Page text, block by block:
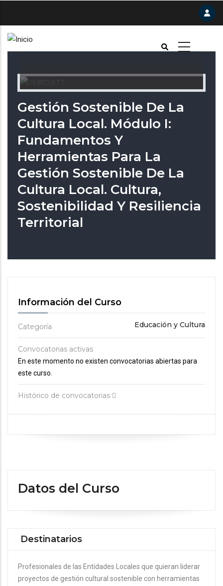
contenido
Gestión Sostenible De La
Cultura Local. Módulo I:
Fundamentos Y
Herramientas Para La
Gestión Sostenible De La
Cultura Local. Cultura,
Sostenibilidad Y Resiliencia
Territorial
Información del Curso
Categoría Educación y Cultura
Convocatorias activas
En este momento no existen convocatorias abiertas para
este curso.
Histórico de convocatorias
Datos del Curso
Destinatarios
Profesionales de las Entidades Locales que quieran liderar
proyectos de gestión cultural sostenible con herramientas